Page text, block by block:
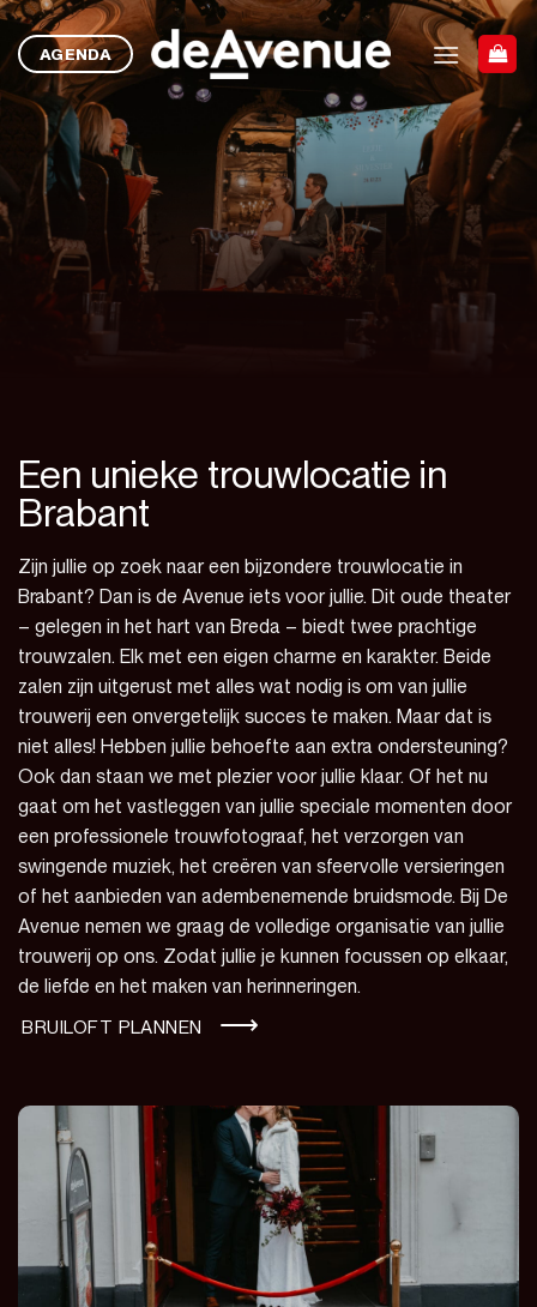
Ga
naar
inhoud
AGENDA
Een unieke trouwlocatie in
Brabant
Zijn jullie op zoek naar een bijzondere trouwlocatie in
Brabant? Dan is de Avenue iets voor jullie. Dit oude theater
– gelegen in het hart van Breda – biedt twee prachtige
trouwzalen. Elk met een eigen charme en karakter. Beide
zalen zijn uitgerust met alles wat nodig is om van jullie
trouwerij een onvergetelijk succes te maken. Maar dat is
niet alles! Hebben jullie behoefte aan extra ondersteuning?
Ook dan staan we met plezier voor jullie klaar. Of het nu
gaat om het vastleggen van jullie speciale momenten door
een professionele trouwfotograaf, het verzorgen van
swingende muziek, het creëren van sfeervolle versieringen
of het aanbieden van adembenemende bruidsmode. Bij De
Avenue nemen we graag de volledige organisatie van jullie
trouwerij op ons. Zodat jullie je kunnen focussen op elkaar,
de liefde en het maken van herinneringen.
BRUILOFT PLANNEN